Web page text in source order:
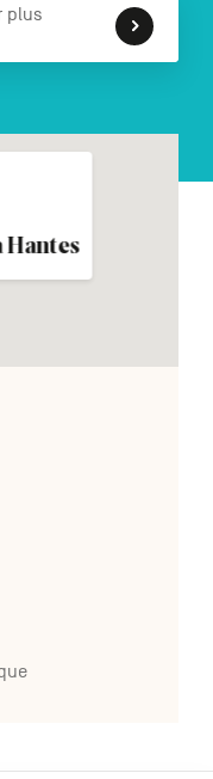
plus
Hantes